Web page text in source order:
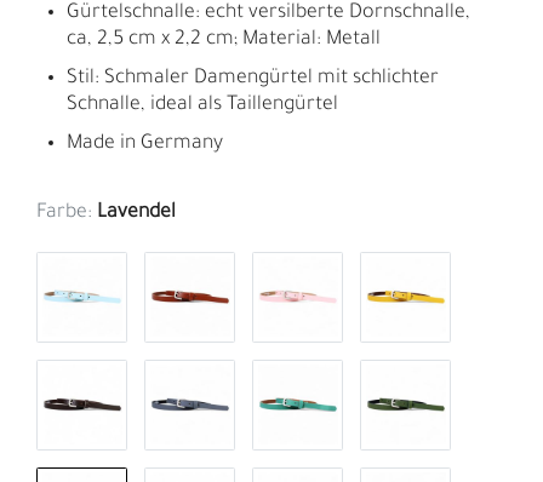
Gürtelschnalle: echt versilberte Dornschnalle,
ca, 2,5 cm x 2,2 cm; Material: Metall
Stil: Schmaler Damengürtel mit schlichter
Schnalle, ideal als Taillengürtel
Made in Germany
Farbe: Lavendel